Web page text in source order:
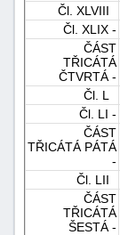
Čl. XLVIII
Čl. XLIX -
ČÁST
TŘICÁTÁ
ČTVRTÁ -
Čl. L
Čl. LI -
ČÁST
TŘICÁTÁ PÁTÁ
-
Čl. LII
ČÁST
TŘICÁTÁ
ŠESTÁ -